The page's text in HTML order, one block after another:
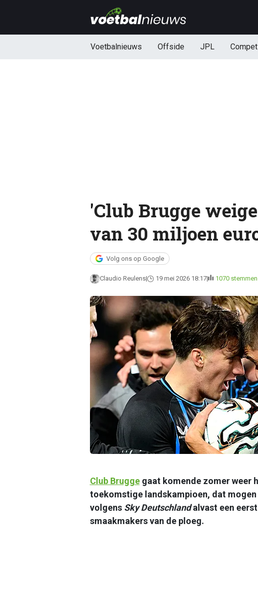
Voetbalnieuws Offside JPL
'Club Brugge
van 30 miljoen
Volg ons op Google
Claudio Reulens 19 mei 2026 18:17 1070 stemmen
Club Bruggegaat komende zomer weer
toekomstige landskampioen, dat
volgensSky Deutschlandalvast een
smaakmakers van de ploeg.